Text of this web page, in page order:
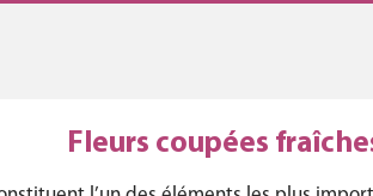
Fleurs coupées